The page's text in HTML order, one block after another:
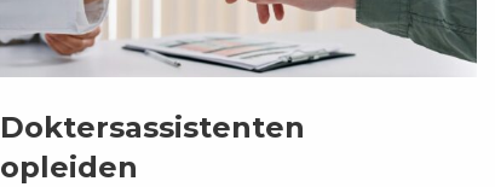
Doktersassistenten
opleiden